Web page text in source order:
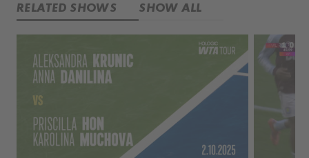
RELATED SHOWS SHOW ALL